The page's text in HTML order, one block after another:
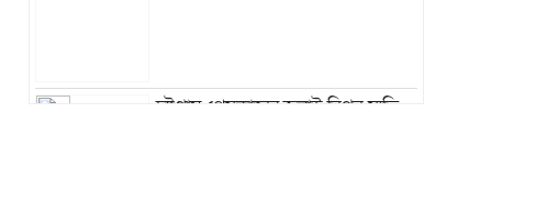
চট্টগ্রাম প্রেসক্লাবের জুলাই বিপ্লব স্মৃতি